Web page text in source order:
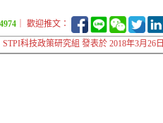
4974 ｜ 歡迎推文：
科技政策研究組 發表於 2018年3月26日